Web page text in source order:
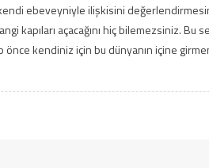
ebeveyniyle ilişkisini
kapıları açacağını hiç bilemezsiniz. Bu
önce kendiniz için bu dünyanın içine